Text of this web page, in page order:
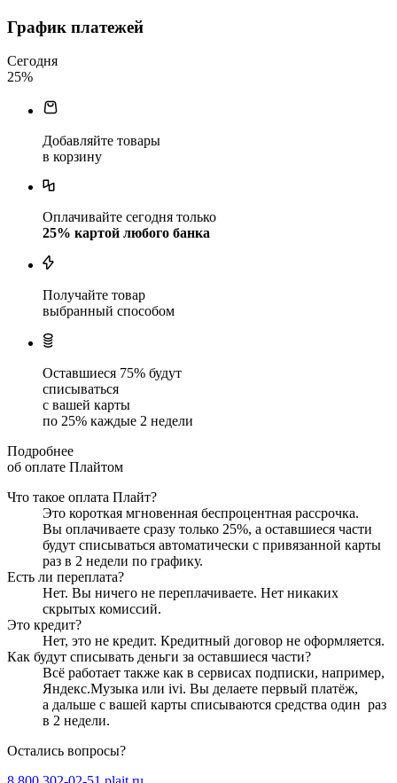
График платежей
Сегодня
25%
Добавляйте товары
в корзину
Оплачивайте сегодня только
25% картой любого банка
Получайте товар
выбранный способом
Оставшиеся 75% будут
списываться
с вашей карты
по 25% каждые 2 недели
Подробнее
об оплате Плайтом
Что такое оплата Плайт?
Это короткая мгновенная беспроцентная рассрочка.
Вы оплачиваете сразу только 25%, а оставшиеся части
будут списываться автоматически с привязанной карты
раз в 2 недели по графику.
Есть ли переплата?
Нет. Вы ничего не переплачиваете. Нет никаких
скрытых комиссий.
Это кредит?
Нет, это не кредит. Кредитный договор не оформляется.
Как будут списывать деньги за оставшиеся части?
Всё работает также как в сервисах подписки, например,
Яндекс.Музыка или ivi. Вы делаете первый платёж,
а дальше с вашей карты списываются средства один раз
в 2 недели.
Остались вопросы?